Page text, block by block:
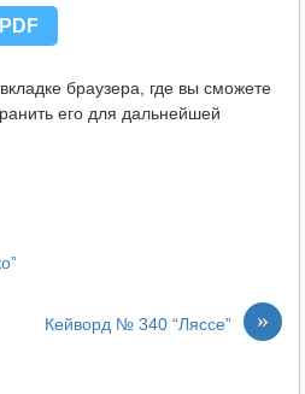
браузера, где вы сможете
его для дальнейшей
»
Кейворд № 340 “Ляссе”